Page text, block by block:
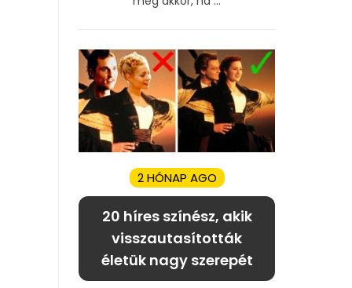
2 HÓNAP AGO
20 híres színész, akik
visszautasították
életük nagy szerepét